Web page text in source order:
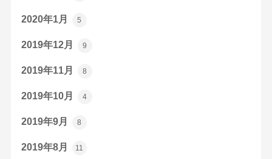
2020年1月 5
2019年12月 9
2019年11月 8
2019年10月 4
2019年9月 8
2019年8月 11